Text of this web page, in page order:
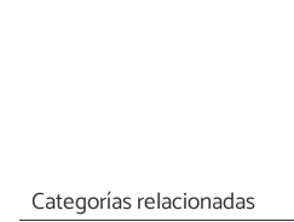
Categorías relacionadas